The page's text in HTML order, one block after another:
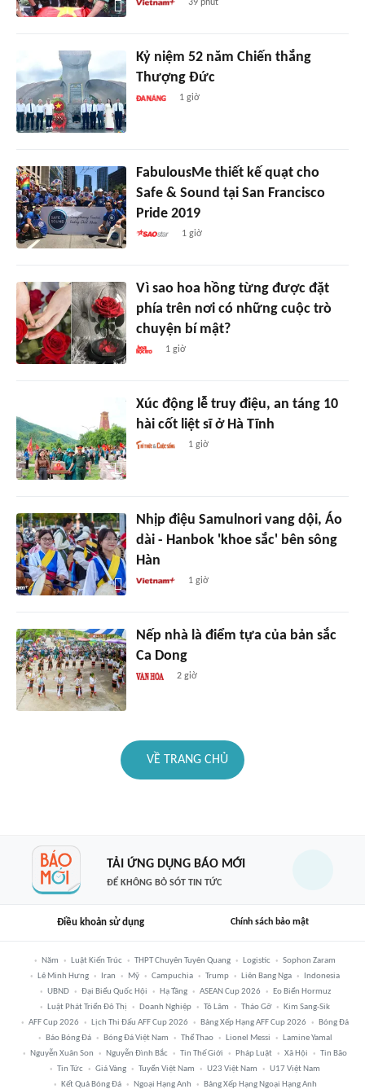
39 phút
Kỷ niệm 52 năm Chiến thắng
Thượng Đức
1 giờ
FabulousMe thiết kế quạt cho
Safe & Sound tại San Francisco
Pride 2019
1 giờ
Vì sao hoa hồng từng được đặt
phía trên nơi có những cuộc trò
chuyện bí mật?
1 giờ
Xúc động lễ truy điệu, an táng 10
hài cốt liệt sĩ ở Hà Tĩnh
1 giờ
Nhịp điệu Samulnori vang dội, Áo
dài - Hanbok 'khoe sắc' bên sông
Hàn
1 giờ
Nếp nhà là điểm tựa của bản sắc
Ca Dong
2 giờ
VỀ TRANG CHỦ
TẢI ỨNG DỤNG BÁO MỚI
ĐỂ KHÔNG BỎ SÓT TIN TỨC
Điều khoản sử dụng Chính sách bảo mật
Năm Luật Kiến Trúc THPT Chuyên Tuyên Quang Logistic
Sophon Zaram
Lê Minh Hưng
Iran Mỹ Campuchia Trump Liên Bang Nga
Indonesia
UBND
Đại Biểu Quốc Hội Hạ Tầng ASEAN Cup 2026
Eo Biển Hormuz
Luật Phát Triển Đô Thị
Doanh Nghiệp Tô Lâm Tháo Gỡ
Kim Sang-Sik
AFF Cup 2026
Lịch Thi Đấu AFF Cup 2026 Bảng Xếp Hạng AFF Cup 2026
Bóng Đá
Báo Bóng Đá
Bóng Đá Việt Nam Thể Thao Lionel Messi
Lamine Yamal
Nguyễn Xuân Son
Nguyễn Đình Bắc Tin Thế Giới Pháp Luật Xã Hội
Tin Bão
Tin Tức
Giá Vàng Tuyển Việt Nam U23 Việt Nam
U17 Việt Nam
Kết Quả Bóng Đá
Ngoại Hạng Anh Bảng Xếp Hạng Ngoại Hạng Anh